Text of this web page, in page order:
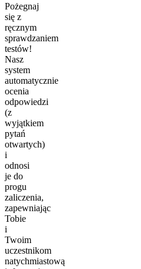
Pożegnaj
się z
ręcznym
sprawdzaniem
testów!
Nasz
system
automatycznie
ocenia
odpowiedzi
(z
wyjątkiem
pytań
otwartych)
i
odnosi
je do
progu
zaliczenia,
zapewniając
Tobie
i
Twoim
uczestnikom
natychmiastową